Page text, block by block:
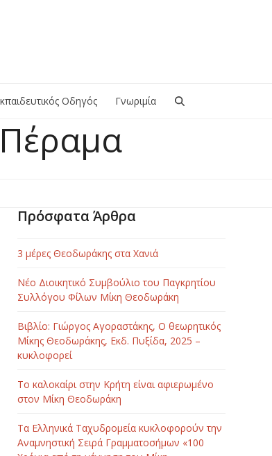
Οδηγός Γνωριμία
Πρόσφατα Άρθρα
3 μέρες Θεοδωράκης στα Χανιά
Νέο Διοικητικό Συμβούλιο του Παγκρητίου
Συλλόγου Φίλων Μίκη Θεοδωράκη
Βιβλίο: Γιώργος Αγοραστάκης, Ο θεωρητικός
Μίκης Θεοδωράκης, Εκδ. Πυξίδα, 2025 –
κυκλοφορεί
Το καλοκαίρι στην Κρήτη είναι αφιερωμένο
στον Μίκη Θεοδωράκη
Τα Ελληνικά Ταχυδρομεία κυκλοφορούν την
Αναμνηστική Σειρά Γραμματοσήμων «100